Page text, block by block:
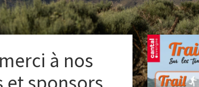
à nos